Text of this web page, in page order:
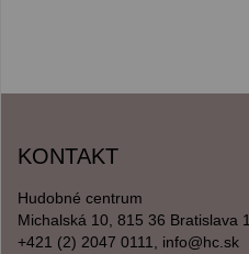
KONTAKT
Hudobné centrum
Michalská 10, 815 36 Bratislava 1
+421 (2) 2047 0111, info@hc.sk